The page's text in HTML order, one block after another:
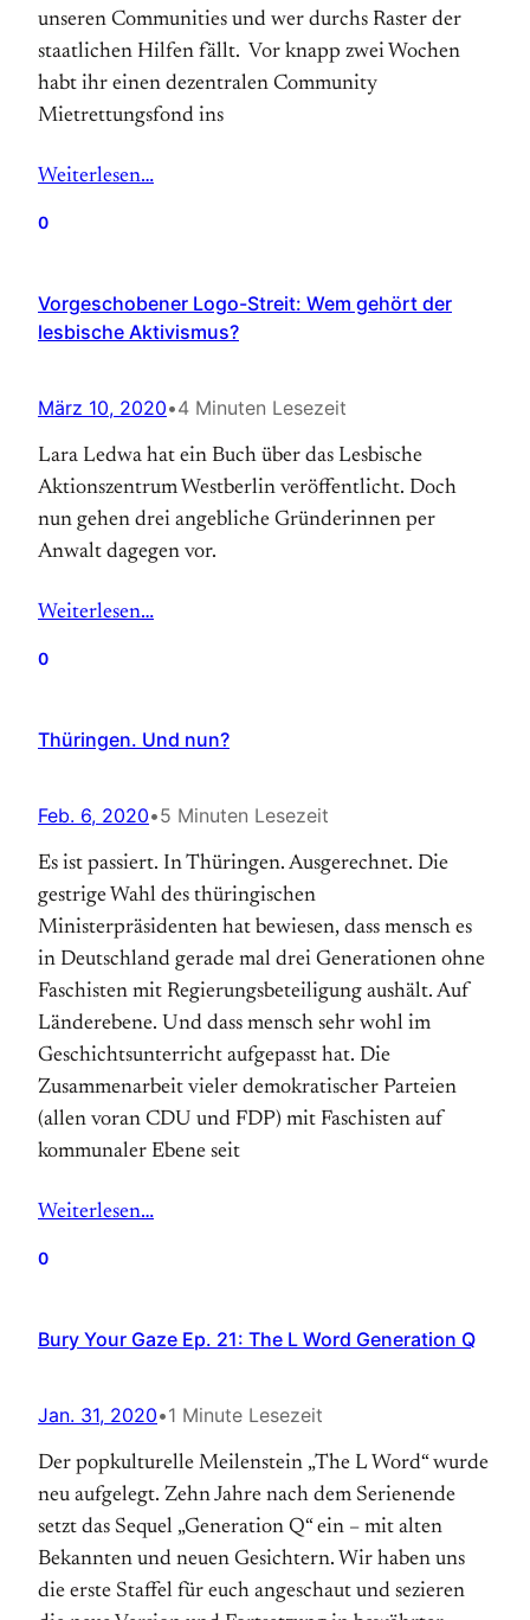
unseren Communities und wer durchs Raster der
staatlichen Hilfen fällt. Vor knapp zwei Wochen
habt ihr einen dezentralen Community
Mietrettungsfond ins
Weiterlesen…
0
Vorgeschobener Logo-Streit: Wem gehört der
lesbische Aktivismus?
März 10, 2020•4 Minuten Lesezeit
Lara Ledwa hat ein Buch über das Lesbische
Aktionszentrum Westberlin veröffentlicht. Doch
nun gehen drei angebliche Gründerinnen per
Anwalt dagegen vor.
Weiterlesen…
0
Thüringen. Und nun?
Feb. 6, 2020•5 Minuten Lesezeit
Es ist passiert. In Thüringen. Ausgerechnet. Die
gestrige Wahl des thüringischen
Ministerpräsidenten hat bewiesen, dass mensch es
in Deutschland gerade mal drei Generationen ohne
Faschisten mit Regierungsbeteiligung aushält. Auf
Länderebene. Und dass mensch sehr wohl im
Geschichtsunterricht aufgepasst hat. Die
Zusammenarbeit vieler demokratischer Parteien
(allen voran CDU und FDP) mit Faschisten auf
kommunaler Ebene seit
Weiterlesen…
0
Bury Your Gaze Ep. 21: The L Word Generation Q
Jan. 31, 2020•1 Minute Lesezeit
Der popkulturelle Meilenstein „The L Word“ wurde
neu aufgelegt. Zehn Jahre nach dem Serienende
setzt das Sequel „Generation Q“ ein – mit alten
Bekannten und neuen Gesichtern. Wir haben uns
die erste Staffel für euch angeschaut und sezieren